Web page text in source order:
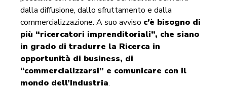
dalla diffusione, dallo sfruttamento e dalla
commercializzazione. A suo avviso c’è bisogno di
più “ricercatori imprenditoriali”, che siano
in grado di tradurre la Ricerca in
opportunità di business, di
“commercializzarsi” e comunicare con il
mondo dell’Industria.